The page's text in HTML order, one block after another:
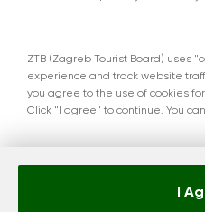
ZTB (Zagreb Tourist Board) uses
experience and track website
you agree to the use of cookies
Click "I agree" to continue. You
I